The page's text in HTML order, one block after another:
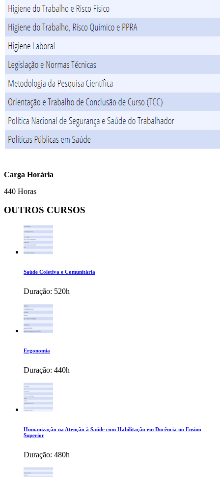
Carga Horária
440 Horas
OUTROS CURSOS
Saúde Coletiva e Comunitária
Duração: 520h
Ergonomia
Duração: 440h
Humanização na Atenção à Saúde com Habilitação em Docência no Ensino
Superior
Duração: 480h